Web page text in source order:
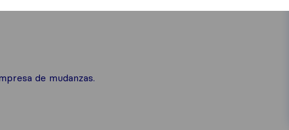
de mudanzas.